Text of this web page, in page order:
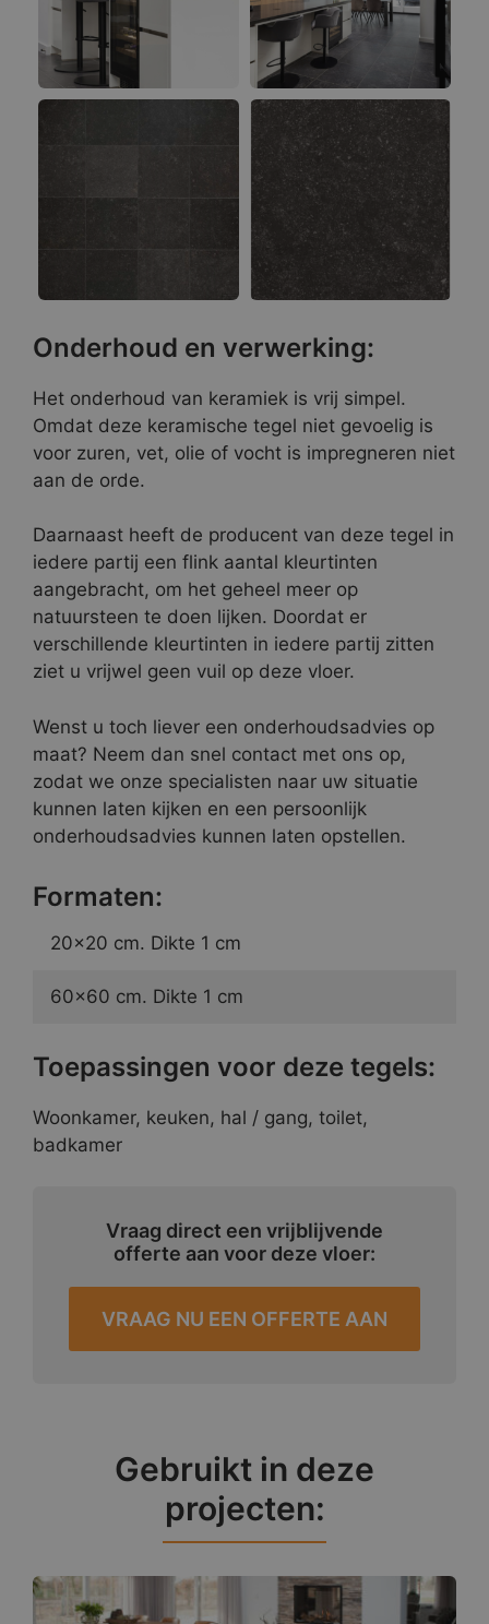
Onderhoud en verwerking:
Het onderhoud van keramiek is vrij simpel.
Omdat deze keramische tegel niet gevoelig is
voor zuren, vet, olie of vocht is impregneren niet
aan de orde.
Daarnaast heeft de producent van deze tegel in
iedere partij een flink aantal kleurtinten
aangebracht, om het geheel meer op
natuursteen te doen lijken. Doordat er
verschillende kleurtinten in iedere partij zitten
ziet u vrijwel geen vuil op deze vloer.
Wenst u toch liever een onderhoudsadvies op
maat? Neem dan snel contact met ons op,
zodat we onze specialisten naar uw situatie
kunnen laten kijken en een persoonlijk
onderhoudsadvies kunnen laten opstellen.
Formaten:
20×20 cm. Dikte 1 cm
60×60 cm. Dikte 1 cm
Toepassingen voor deze tegels:
Woonkamer, keuken, hal / gang, toilet,
badkamer
Vraag direct een vrijblijvende
offerte aan voor deze vloer:
VRAAG NU EEN OFFERTE AAN
Gebruikt in deze
projecten: